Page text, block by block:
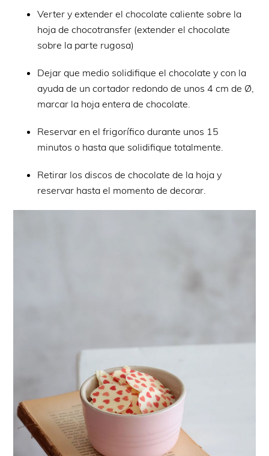
Verter y extender el chocolate caliente sobre la
hoja de chocotransfer (extender el chocolate
sobre la parte rugosa)
Dejar que medio solidifique el chocolate y con la
ayuda de un cortador redondo de unos 4 cm de Ø,
marcar la hoja entera de chocolate.
Reservar en el frigorífico durante unos 15
minutos o hasta que solidifique totalmente.
Retirar los discos de chocolate de la hoja y
reservar hasta el momento de decorar.